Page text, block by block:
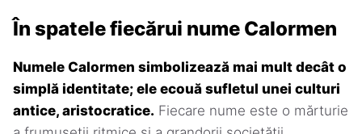
În spatele fiecărui nume Calormen
Numele Calormen simbolizează mai mult decât o
simplă identitate; ele ecouă sufletul unei culturi
antice, aristocratice. Fiecare nume este o mărturie